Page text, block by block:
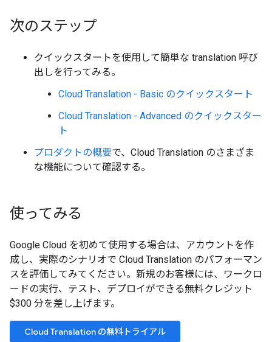
次のステップ
クイックスタートを使用して簡単な translation 呼び
出しを行ってみる。
Cloud Translation - Basic のクイックスタート
Cloud Translation - Advanced のクイックスター
ト
プロダクトの概要で、Cloud Translation のさまざま
な機能について確認する。
使ってみる
Google Cloud を初めて使用する場合は、アカウントを作
成し、実際のシナリオで Cloud Translation のパフォーマン
スを評価してみてください。新規のお客様には、ワークロ
ードの実行、テスト、デプロイができる無料クレジット
$300 分を差し上げます。
Cloud Translation の無料トライアル